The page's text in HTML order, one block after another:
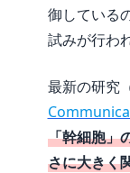
御している
試みが行わ
最新の研究
「幹細胞」
さに大きく